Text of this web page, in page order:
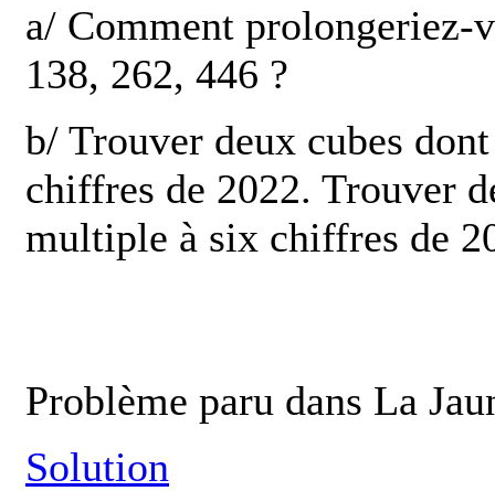
a/ Comment prolongeriez-
138, 262, 446 ?
b/ Trouver deux cubes
chiffres de 2022. Trouver
multiple à six chiffres de
Problème paru dans La
Solution